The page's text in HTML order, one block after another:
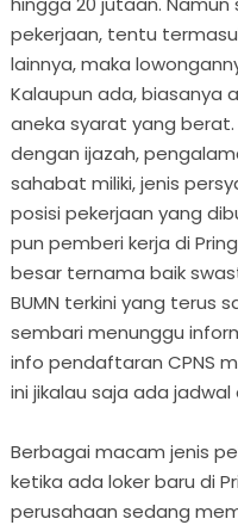
pekerjaan, tentu
lainnya, maka
Kalaupun ada, biasanya
aneka syarat yang
dengan ijazah,
sahabat miliki, jenis
posisi pekerjaan yang
pun pemberi kerja di
besar ternama baik
BUMN terkini yang terus
sembari menunggu
info pendaftaran CPNS
ini jikalau saja ada
Berbagai macam jenis
ketika ada loker baru di
perusahaan sedang